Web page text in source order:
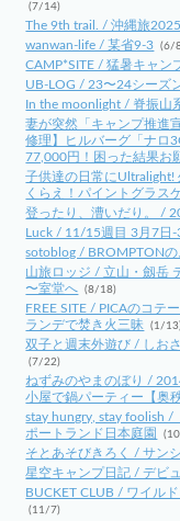
(7/14)
The 9th trail. / 沖縄旅
wanwan-life / 某省9-3 (6/
CAMP*SITE / 猛暑キャン
UB-LOG / 23〜24シーズ
In the moonlight / 脊振
妻が突然「キャンプ推進
修理】ヒルバーグ「ナロ
77,000円！困った結果お
子供達の日常にUltralight!
くらえ！パイントグラス
登ったり、漕いだり。 /
Luck / 11/15週目 3月7日-
sotoblog / BROMPTON
山旅ロッジ / 立山・劔岳
〜室堂へ (8/18)
FREE SITE / PICAのコテ
ランデで焚き火三昧
(1/
双子と週末外遊び / しお
(7/22)
ねずみのやまのぼり /
小屋で鍋パーティー【奥
stay hungry, stay foolish
ポートランド日本庭園
そとあそびきろく / サン
星空キャンプ日記 / デビ
BUCKET CLUB / ワイル
(11/7)